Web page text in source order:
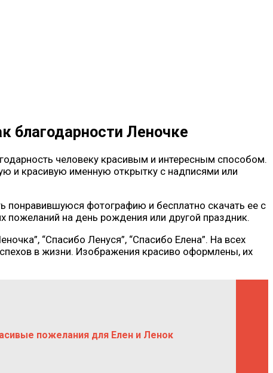
благодарности Леночке
человеку красивым и интересным способом.
и красивую именную открытку с надписями или
понравившуюся фотографию и бесплатно скачать ее с
пожеланий на день рождения или другой праздник.
“Спасибо Ленуся”, “Спасибо Елена”. На всех
в жизни. Изображения красиво оформлены, их
пожелания для Елен и Ленок